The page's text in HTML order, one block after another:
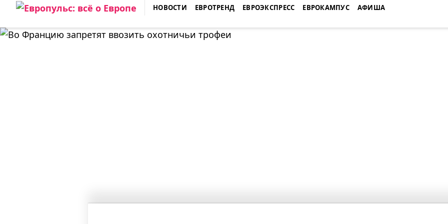
Skip
content
ЕВРОПУЛЬС: ВСЁ О ЕВРОПЕ
НОВОСТИ ЕВРОТРЕНД ЕВРОЭКСПРЕСС ЕВРОКАМПУС АФИША